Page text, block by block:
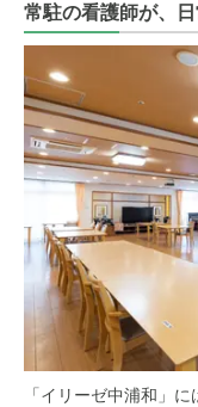
常駐の看護師が、
「イリーゼ中浦和」